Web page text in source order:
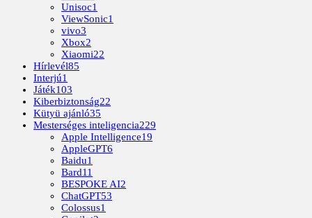
Unisoc1
ViewSonic1
vivo3
Xbox2
Xiaomi22
Hírlevél85
Interjú1
Játék103
Kiberbiztonság22
Kütyü ajánló35
Mesterséges inteligencia229
Apple Intelligence19
AppleGPT6
Baidu1
Bard11
BESPOKE AI2
ChatGPT53
Colossus1